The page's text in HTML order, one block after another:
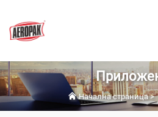
Начална страница>